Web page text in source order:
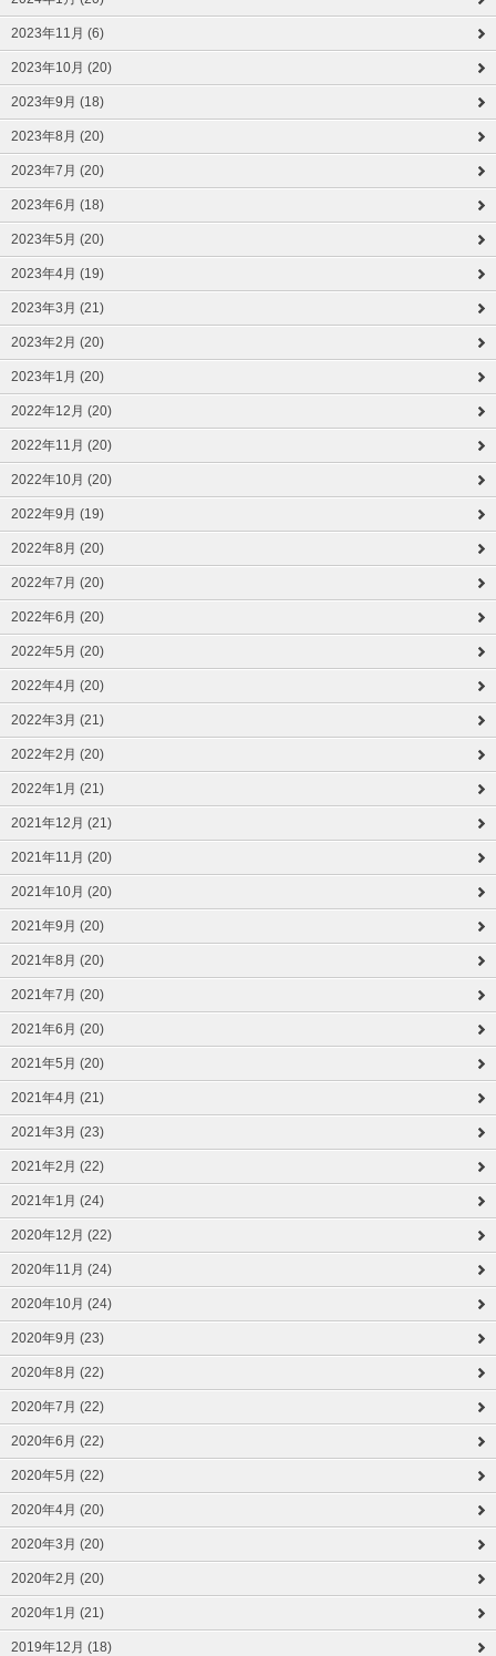
2023年11月 (6)
2023年10月 (20)
2023年9月 (18)
2023年8月 (20)
2023年7月 (20)
2023年6月 (18)
2023年5月 (20)
2023年4月 (19)
2023年3月 (21)
2023年2月 (20)
2023年1月 (20)
2022年12月 (20)
2022年11月 (20)
2022年10月 (20)
2022年9月 (19)
2022年8月 (20)
2022年7月 (20)
2022年6月 (20)
2022年5月 (20)
2022年4月 (20)
2022年3月 (21)
2022年2月 (20)
2022年1月 (21)
2021年12月 (21)
2021年11月 (20)
2021年10月 (20)
2021年9月 (20)
2021年8月 (20)
2021年7月 (20)
2021年6月 (20)
2021年5月 (20)
2021年4月 (21)
2021年3月 (23)
2021年2月 (22)
2021年1月 (24)
2020年12月 (22)
2020年11月 (24)
2020年10月 (24)
2020年9月 (23)
2020年8月 (22)
2020年7月 (22)
2020年6月 (22)
2020年5月 (22)
2020年4月 (20)
2020年3月 (20)
2020年2月 (20)
2020年1月 (21)
2019年12月 (18)